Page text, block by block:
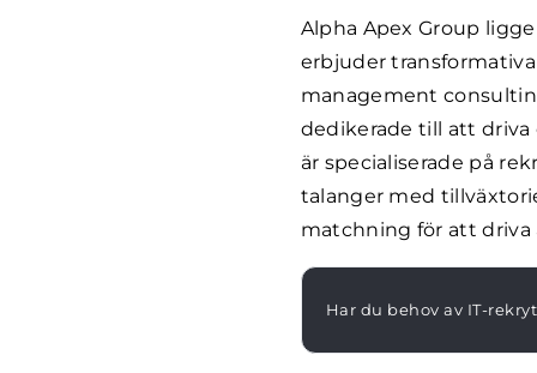
Alpha Apex Group
erbjuder
management
dedikerade till att driva
är specialiserade på
talanger med
matchning för att driva
Har du behov av IT-